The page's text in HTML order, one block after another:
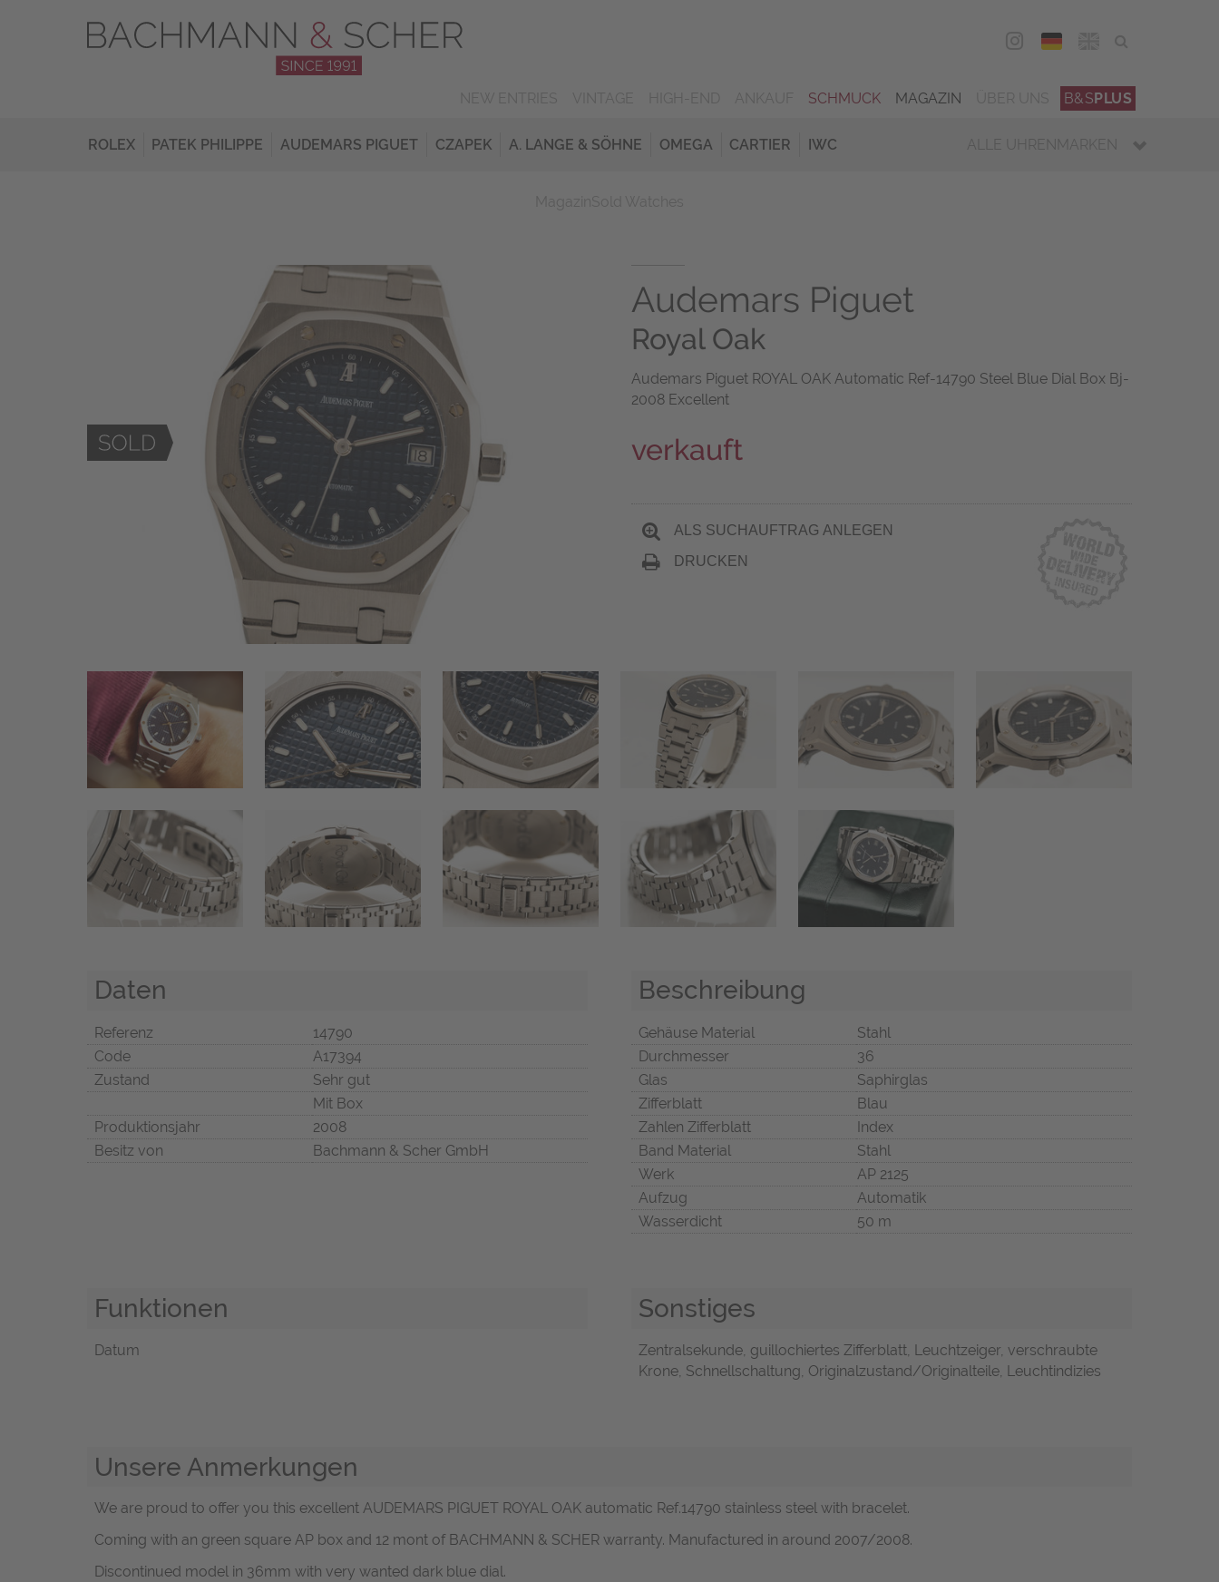
DEU
SCHMUCK MAGAZIN B&SPLUS
ROLEX PATEK PHILIPPE AUDEMARS PIGUET CZAPEK A. LANGE & SÖHNE OMEGA CARTIER IWC ALLE UHRENMARKEN
Audemars Piguet
Royal Oak
Audemars Piguet ROYAL OAK Automatic Ref-14790 Steel Blue Dial Box Bj-
2008 Excellent
verkauft
ALS SUCHAUFTRAG ANLEGEN
DRUCKEN
Daten
Referenz
14790
Code
A17394
Zustand
Sehr gut
Mit Box
Produktionsjahr
2008
Besitz von
Bachmann & Scher GmbH
Beschreibung
Gehäuse Material
Stahl
Durchmesser
36
Glas
Saphirglas
Zifferblatt
Blau
Zahlen Zifferblatt
Index
Band Material
Stahl
Werk
AP 2125
Aufzug
Automatik
Wasserdicht
50 m
Funktionen
Datum
Sonstiges
Zentralsekunde, guillochiertes Zifferblatt, Leuchtzeiger, verschraubte
Krone, Schnellschaltung, Originalzustand/Originalteile, Leuchtindizies
Unsere Anmerkungen
We are proud to offer you this excellent AUDEMARS PIGUET ROYAL OAK automatic Ref.14790 stainless steel with bracelet.
Coming with an green square AP box and 12 mont of BACHMANN & SCHER warranty. Manufactured in around 2007/2008.
Discontinued model in 36mm with very wanted dark blue dial.